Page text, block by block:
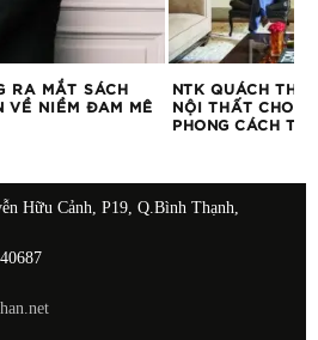
RA MẮT SÁCH
VỀ NIỀM ĐAM MÊ
NTK QUÁCH
NỘI THẤT CHO
PHONG CÁCH
Hữu Cảnh, P19, Q.Bình Thạnh,